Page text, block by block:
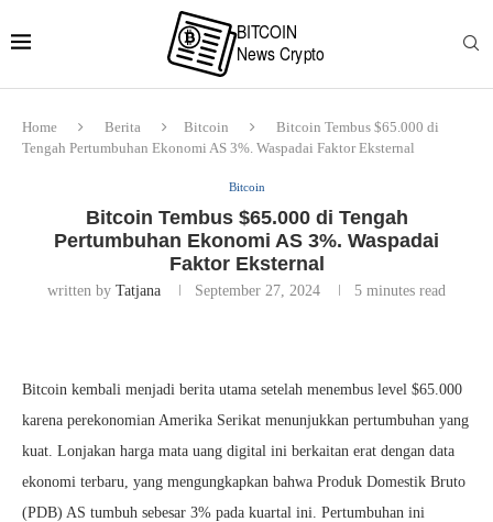
Home Berita Bitcoin
Bitcoin Tembus $65.000 di
Tengah Pertumbuhan Ekonomi AS 3%. Waspadai Faktor Eksternal
Bitcoin
Bitcoin Tembus $65.000 di Tengah
Pertumbuhan Ekonomi AS 3%. Waspadai
Faktor Eksternal
written by Tatjana September 27, 2024 5 minutes read
Bitcoin kembali menjadi berita utama setelah menembus level $65.000
karena perekonomian Amerika Serikat menunjukkan pertumbuhan yang
kuat. Lonjakan harga mata uang digital ini berkaitan erat dengan data
ekonomi terbaru, yang mengungkapkan bahwa Produk Domestik Bruto
(PDB) AS tumbuh sebesar 3% pada kuartal ini. Pertumbuhan ini